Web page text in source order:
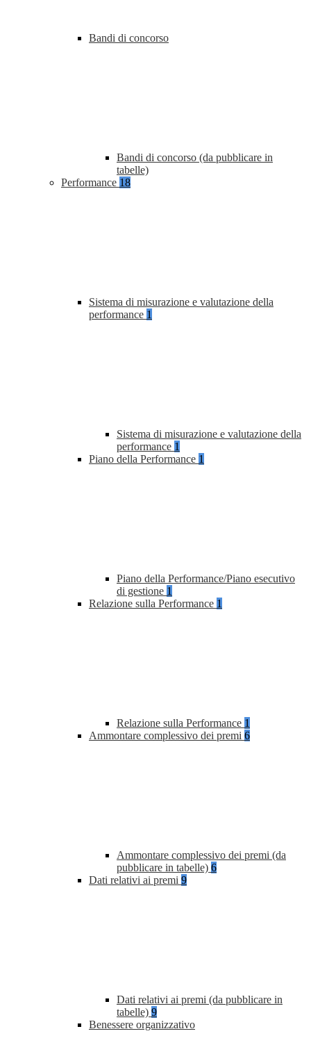
Bandi di concorso
Bandi di concorso (da pubblicare in
tabelle)
Performance 18
Sistema di misurazione e valutazione della
performance 1
Sistema di misurazione e valutazione della
performance 1
Piano della Performance 1
Piano della Performance/Piano esecutivo
di gestione 1
Relazione sulla Performance 1
Relazione sulla Performance 1
Ammontare complessivo dei premi 6
Ammontare complessivo dei premi (da
pubblicare in tabelle) 6
Dati relativi ai premi 9
Dati relativi ai premi (da pubblicare in
tabelle) 9
Benessere organizzativo